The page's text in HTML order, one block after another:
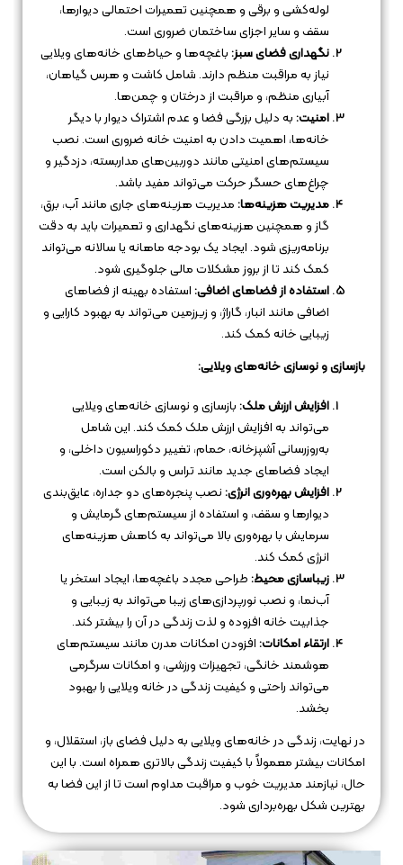
لوله‌کشی و برقی و همچنین تعمیرات احتمالی دیوارها،
سقف و سایر اجزای ساختمان ضروری است.
نگهداری فضای سبز:باغچه‌ها و حیاط‌های خانه‌های ویلایی
نیاز به مراقبت منظم دارند. شامل کاشت و هرس گیاهان،
آبیاری منظم، و مراقبت از درختان و چمن‌ها.
امنیت:به دلیل بزرگی فضا و عدم اشتراک دیوار با دیگر
خانه‌ها، اهمیت دادن به امنیت خانه ضروری است. نصب
سیستم‌های امنیتی مانند دوربین‌های مداربسته، دزدگیر و
چراغ‌های حسگر حرکت می‌تواند مفید باشد.
مدیریت هزینه‌ها:مدیریت هزینه‌های جاری مانند آب، برق،
گاز و همچنین هزینه‌های نگهداری و تعمیرات باید به دقت
برنامه‌ریزی شود. ایجاد یک بودجه ماهانه یا سالانه می‌تواند
کمک کند تا از بروز مشکلات مالی جلوگیری شود.
استفاده از فضاهای اضافی:استفاده بهینه از فضاهای
اضافی مانند انبار، گاراژ، و زیرزمین می‌تواند به بهبود کارایی و
زیبایی خانه کمک کند.
بازسازی و نوسازی خانه‌های ویلایی:
افزایش ارزش ملک:بازسازی و نوسازی خانه‌های ویلایی
می‌تواند به افزایش ارزش ملک کمک کند. این شامل
به‌روزرسانی آشپزخانه، حمام، تغییر دکوراسیون داخلی، و
ایجاد فضاهای جدید مانند تراس و بالکن است.
افزایش بهره‌وری انرژی:نصب پنجره‌های دو جداره، عایق‌بندی
دیوارها و سقف، و استفاده از سیستم‌های گرمایش و
سرمایش با بهره‌وری بالا می‌تواند به کاهش هزینه‌های
انرژی کمک کند.
زیباسازی محیط:طراحی مجدد باغچه‌ها، ایجاد استخر یا
آب‌نما، و نصب نورپردازی‌های زیبا می‌تواند به زیبایی و
جذابیت خانه افزوده و لذت زندگی در آن را بیشتر کند.
ارتقاء امکانات:افزودن امکانات مدرن مانند سیستم‌های
هوشمند خانگی، تجهیزات ورزشی، و امکانات سرگرمی
می‌تواند راحتی و کیفیت زندگی در خانه ویلایی را بهبود
بخشد.
در نهایت، زندگی در خانه‌های ویلایی به دلیل فضای باز، استقلال، و
امکانات بیشتر معمولاً با کیفیت زندگی بالاتری همراه است. با این
حال، نیازمند مدیریت خوب و مراقبت مداوم است تا از این فضا به
بهترین شکل بهره‌برداری شود.